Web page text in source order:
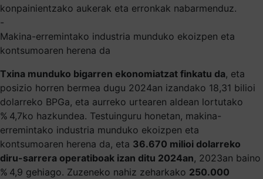
konpainientzako aukerak eta erronkak nabarmenduz.
-
Makina-erremintako industria munduko ekoizpen eta
kontsumoaren herena da
Txina munduko bigarren ekonomiatzat finkatu da, eta
posizio horren bermea dugu 2024an izandako 18,31 bilioi
dolarreko BPGa, eta aurreko urtearen aldean lortutako
% 4,7ko hazkundea. Testuinguru honetan, makina-
erremintako industria munduko ekoizpen eta
kontsumoaren herena da, eta 36.670 milioi dolarreko
diru-sarrera operatiboak izan ditu 2024an, 2023an baino
% 4,9 gehiago. Zuzeneko nahiz zeharkako 250.000